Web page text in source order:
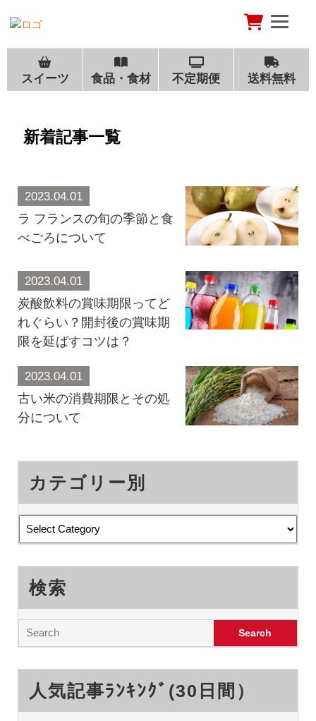
スイーツ 食品・食材 不定期便 送料無料
新着記事一覧
2023.04.01
ラ フランスの旬の季節と食
べごろについて
2023.04.01
炭酸飲料の賞味期限ってど
れぐらい？開封後の賞味期
限を延ばすコツは？
2023.04.01
古い米の消費期限とその処
分について
カテゴリー別
検索
人気記事ﾗﾝｷﾝｸﾞ(30日間）